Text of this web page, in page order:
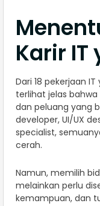
Karir IT
Dari 18 pekerjaan
terlihat jelas
dan peluang yang
developer, UI/UX
specialist,
cerah.
Namun, memilih
melainkan perlu
kemampuan, dan